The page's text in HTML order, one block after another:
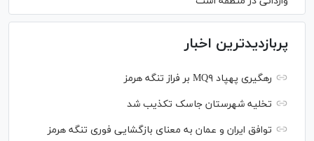
پربازدیدترین اخبار
رهگیری پهپاد MQ۹ بر فراز تنگه هرمز
تخلیه شهرستان جاسک تکذیب شد
توافق ایران و عمان به معنای بازگشایی فوری تنگه هرمز